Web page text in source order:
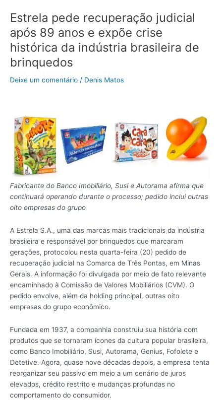
Estrela pede recuperação judicial
após 89 anos e expõe crise
histórica da indústria brasileira de
brinquedos
Deixe um comentário / Denis Matos
Fabricante do Banco Imobiliário, Susi e Autorama afirma que
continuará operando durante o processo; pedido inclui outras
oito empresas do grupo
A Estrela S.A., uma das marcas mais tradicionais da indústria
brasileira e responsável por brinquedos que marcaram
gerações, protocolou nesta quarta-feira (20) pedido de
recuperação judicial na Comarca de Três Pontas, em Minas
Gerais. A informação foi divulgada por meio de fato relevante
encaminhado à Comissão de Valores Mobiliários (CVM). O
pedido envolve, além da holding principal, outras oito
empresas do grupo econômico.
Fundada em 1937, a companhia construiu sua história com
produtos que se tornaram ícones da cultura popular brasileira,
como Banco Imobiliário, Susi, Autorama, Genius, Fofolete e
Detetive. Agora, quase nove décadas depois, a empresa tenta
reorganizar seu passivo em meio a um cenário de juros
elevados, crédito restrito e mudanças profundas no
comportamento do consumidor.
crise
histórica
da
indústria
brasileira
brinquedos